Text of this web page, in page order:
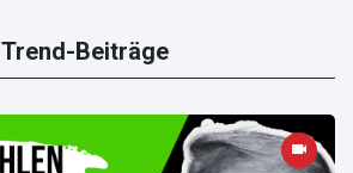
Trend-Beiträge